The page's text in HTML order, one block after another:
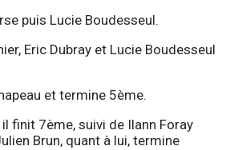
puis Lucie Boudesseul.
Eric Dubray et Lucie Boudesseul
et termine 5ème.
finit 7ème, suivi de Ilann Foray
Brun, quant à lui, termine